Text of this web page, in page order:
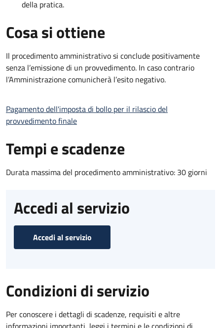
della pratica.
Cosa si ottiene
Il procedimento amministrativo si conclude positivamente
senza l’emissione di un provvedimento. In caso contrario
l’Amministrazione comunicherà l’esito negativo.
Pagamento dell'imposta di bollo per il rilascio del
provvedimento finale
Tempi e scadenze
Durata massima del procedimento amministrativo: 30 giorni
Accedi al servizio
Accedi al servizio
Condizioni di servizio
Per conoscere i dettagli di scadenze, requisiti e altre